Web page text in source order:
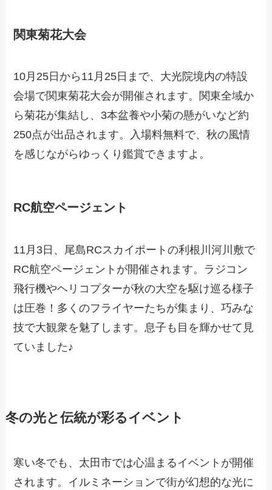
関東菊花大会
10月25日から11月25日まで、大光院境内の特設
会場で関東菊花大会が開催されます。関東全域か
ら菊花が集結し、3本盆養や小菊の懸がいなど約
250点が出品されます。入場料無料で、秋の風情
を感じながらゆっくり鑑賞できますよ。
RC航空ページェント
11月3日、尾島RCスカイポートの利根川河川敷で
RC航空ページェントが開催されます。ラジコン
飛行機やヘリコプターが秋の大空を駆け巡る様子
は圧巻！多くのフライヤーたちが集まり、巧みな
技で大観衆を魅了します。息子も目を輝かせて見
ていました♪
冬の光と伝統が彩るイベント
寒い冬でも、太田市では心温まるイベントが開催
されます。イルミネーションで街が幻想的な光に